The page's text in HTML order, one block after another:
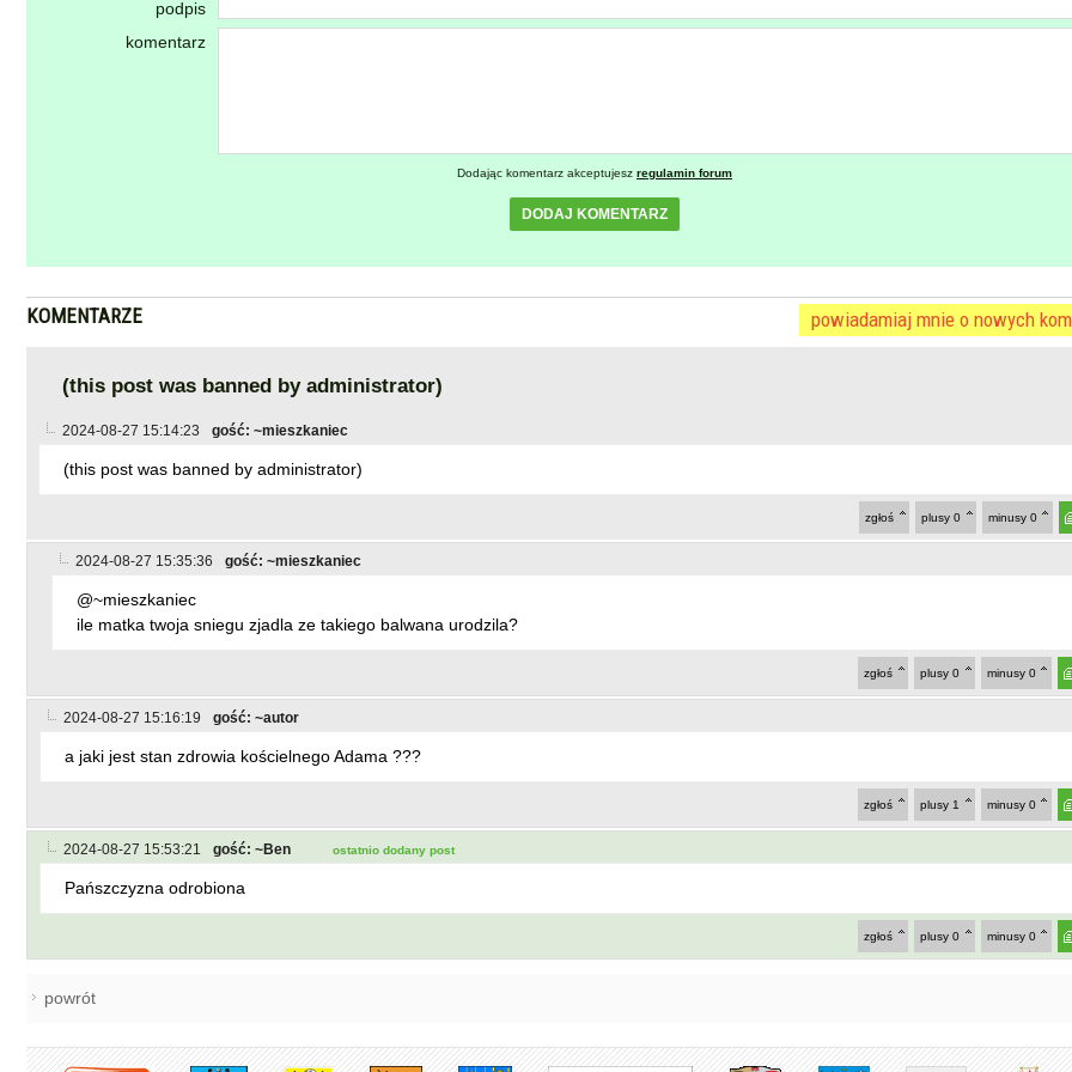
podpis
komentarz
Dodając komentarz akceptujesz regulamin forum
DODAJ KOMENTARZ
KOMENTARZE powiadamiaj mnie o nowych
(this post was banned by administrator)
2024-08-27 15:14:23 gość: ~mieszkaniec
(this post was banned by administrator)
minusy 0
plusy 0
zgłoś
2024-08-27 15:35:36 gość: ~mieszkaniec
@~mieszkaniec
ile matka twoja sniegu zjadla ze takiego balwana urodzila?
minusy 0
plusy 0
zgłoś
2024-08-27 15:16:19 gość: ~autor
a jaki jest stan zdrowia kościelnego Adama ???
minusy 0
plusy 1
zgłoś
2024-08-27 15:53:21 gość: ~Ben ostatnio dodany post
Pańszczyzna odrobiona
minusy 0
plusy 0
zgłoś
powrót